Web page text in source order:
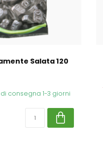
Salata 120
consegna 1-3 giorni